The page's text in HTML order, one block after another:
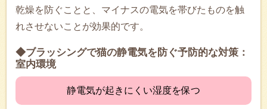
乾燥を防ぐことと、マイナスの電気を帯びたものを触
れさせないことが効果的です。
◆ブラッシングで猫の静電気を防ぐ予防的な対策：
室内環境
静電気が起きにくい湿度を保つ